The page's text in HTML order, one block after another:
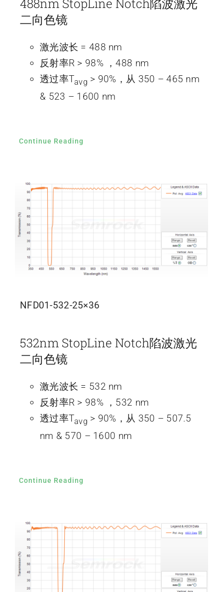
488nm StopLine Notch陷波激光
二向色镜
激光波长 = 488 nm
反射率R > 98% ，488 nm
透过率Tavg > 90%，从 350 – 465 nm
& 523 – 1600 nm
Continue Reading
NFD01-532-25×36
532nm StopLine Notch陷波激光
二向色镜
激光波长 = 532 nm
反射率R > 98% ，532 nm
透过率Tavg > 90%，从 350 – 507.5
nm & 570 – 1600 nm
Continue Reading